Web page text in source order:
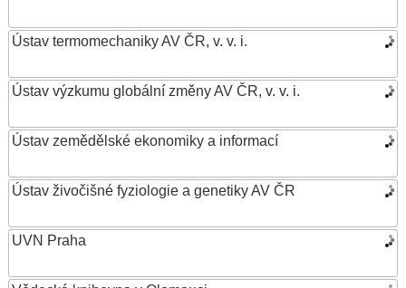
Ústav termomechaniky AV ČR, v. v. i.
Ústav výzkumu globální změny AV ČR, v. v. i.
Ústav zemědělské ekonomiky a informací
Ústav živočišné fyziologie a genetiky AV ČR
UVN Praha